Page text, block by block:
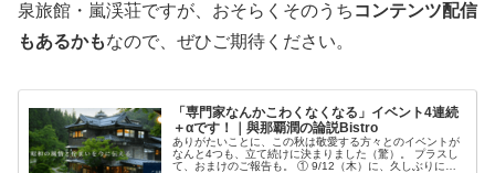
泉旅館・嵐渓荘ですが、おそらくそのうち コンテンツ配信
もあるかもなので、ぜひご期待ください。
「専門家なんかこわくなくなる」イベント4連続
＋αです！｜與那覇潤の論説Bistro
ありがたいことに、この秋は敬愛する方々とのイベントが
なんと4つも、立て続けに決まりました（驚）。 プラスし
て、おまけのご報告も。 ① 9/12（木）に、久しぶりに浜